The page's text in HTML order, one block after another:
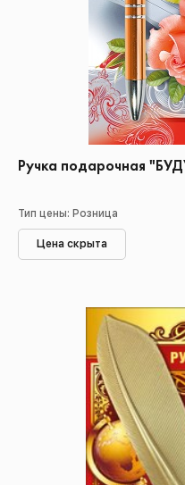
Ручка подарочная
Тип цены: Розница
Цена скрыта